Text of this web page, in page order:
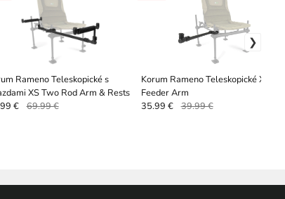
Rameno Teleskopické s
XS Two Rod Arm & Rests
€ 69.99 €
Korum Rameno Teleskopické XS
Feeder Arm
35.99 € 39.99 €